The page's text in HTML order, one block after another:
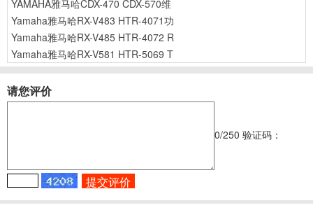
YAMAHA雅马哈CDX-470 CDX-570维
Yamaha雅马哈RX-V483 HTR-4071功
Yamaha雅马哈RX-V485 HTR-4072 R
Yamaha雅马哈RX-V581 HTR-5069 T
请您评价
0/250 验证码：